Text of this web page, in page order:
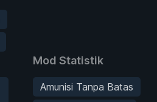
Mod Statistik
Amunisi Tanpa Batas